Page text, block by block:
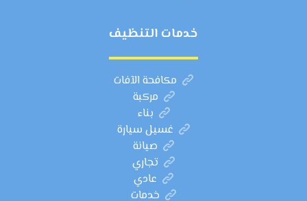
خدمات التنظيف
مكافحة الآفات
مركبة
بناء
غسيل سيارة
صيانة
تجاري
عادي
خدمات